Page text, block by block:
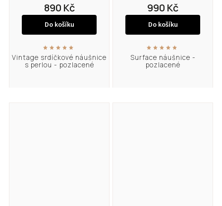
Vintage srdíčkové náušnice
s perlou - pozlacené
890 Kč
Do košíku
Surface náušnice -
pozlacené
990 Kč
Do košíku